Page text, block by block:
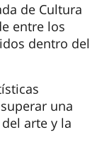
de Cultura
entre los
dentro del
una
arte y la